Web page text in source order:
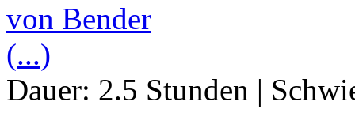
von Bender
(...)
Dauer: 2.5 Stunden |